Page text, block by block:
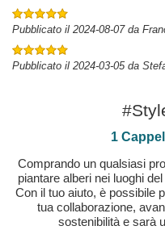
Pubblicato il 2024-08-07 da
Pubblicato il 2024-03-05 da
1
Comprando un qualsiasi
piantare alberi nei luoghi
Con il tuo aiuto, è possibile
tua collaborazione,
sostenibilità e sarà